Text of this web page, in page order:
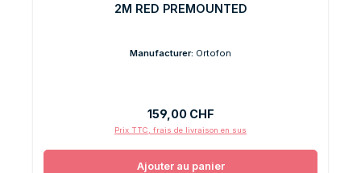
2M RED PREMOUNTED
Manufacturer: Ortofon
Prix régulier :
159,00 CHF
Prix TTC, frais de livraison en sus
Ajouter au panier